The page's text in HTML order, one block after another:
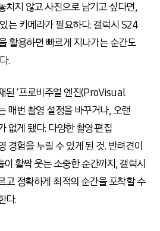
치지 않고 사진으로 남기고 싶다면,
는 카메라가 필요하다. 갤럭시 S24
활용하면 빠르게 지나가는 순간도
.
된 ‘프로비주얼 엔진(ProVisual
매번 촬영 설정을 바꾸거나, 오랜
없게 됐다. 다양한 촬영·편집
경험을 누릴 수 있게 된 것. 반려견이
활짝 웃는 소중한 순간까지, 갤럭시
고 정확하게 최적의 순간을 포착할 수
다.